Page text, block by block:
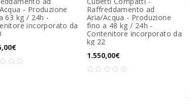
- Produzione
63 kg / 24h -
incorporato da
Raffreddamento ad
Aria/Acqua - Produzione
fino a 48 kg / 24h -
Contenitore incorporato da
kg 22
1.550,00€